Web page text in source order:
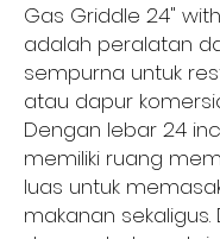
Gas Griddle 24"
adalah peralatan
sempurna untuk
atau dapur
Dengan lebar 24
memiliki ruang
luas untuk
makanan sekaligus.